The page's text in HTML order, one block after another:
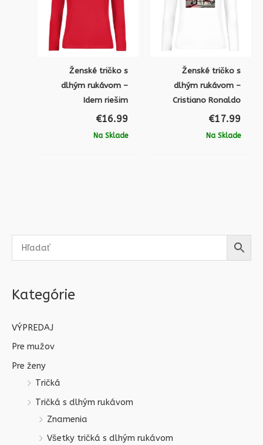
Kategórie
VÝPREDAJ
Pre mužov
Pre ženy
Tričká
Tričká s dlhým rukávom
Znamenia
Všetky tričká s dlhým rukávom
Ženské tričko s
dlhým rukávom –
Idem riešim
€16.99
Na Sklade
Ženské tričko s
dlhým rukávom –
Cristiano Ronaldo
€17.99
Na Sklade